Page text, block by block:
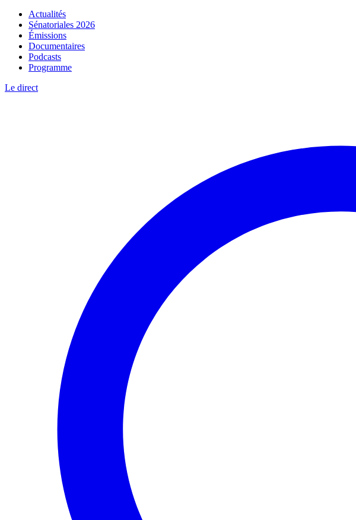
Actualités
Sénatoriales 2026
Émissions
Documentaires
Podcasts
Programme
Le direct